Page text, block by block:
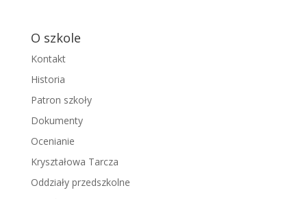
O szkole
Kontakt
Historia
Patron szkoły
Dokumenty
Ocenianie
Kryształowa Tarcza
Oddziały przedszkolne